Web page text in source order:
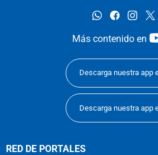
whatsappfacebook
Más contenido en
Descarga nuestra app
Descarga nuestra app
RED DE PORTALES